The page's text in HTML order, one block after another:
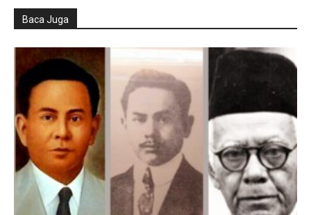
Baca Juga